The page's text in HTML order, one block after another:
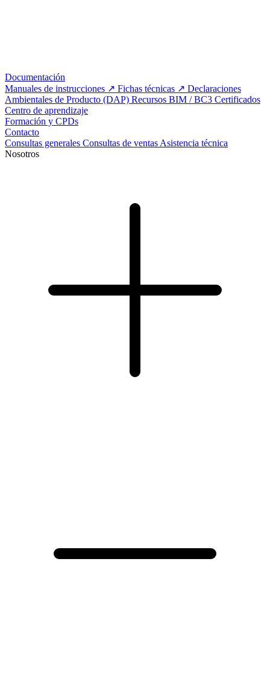
Documentación
Manuales de instrucciones
Fichas técnicas
Declaraciones
Ambientales de Producto (DAP) Recursos BIM / BC3 Certificados
Centro de aprendizaje
Formación y CPDs
Contacto
Consultas generales Consultas de ventas Asistencia técnica
Nosotros